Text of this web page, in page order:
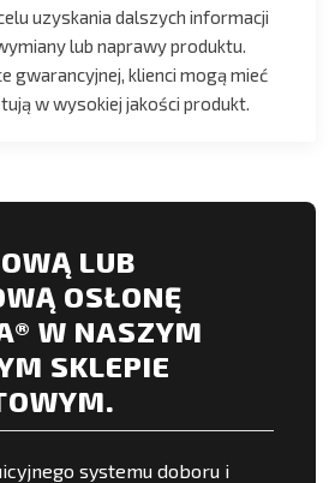
uzyskania dalszych informacji
lub naprawy produktu.
gwarancyjnej, klienci mogą mieć
w wysokiej jakości produkt.
LUB
OSŁONĘ
W NASZYM
SKLEPIE
systemu doboru i